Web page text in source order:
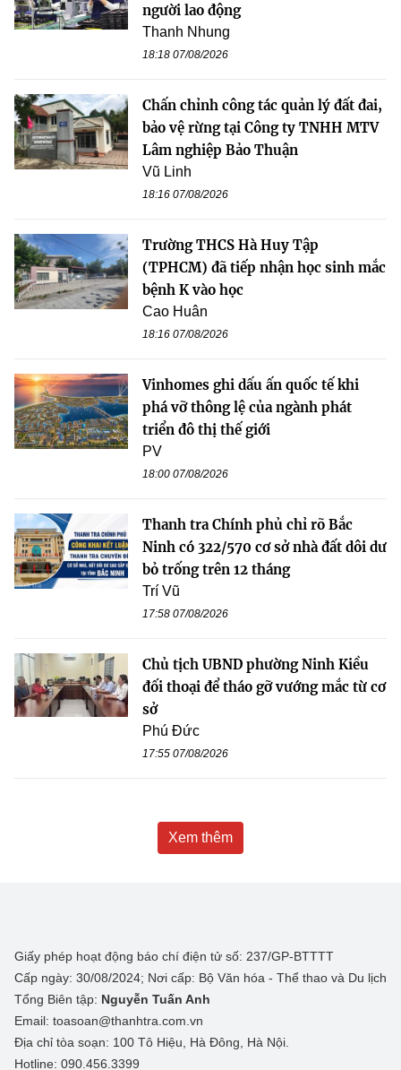
người lao động
Thanh Nhung
18:18 07/08/2026
Chấn chỉnh công tác quản lý đất đai,
bảo vệ rừng tại Công ty TNHH MTV
Lâm nghiệp Bảo Thuận
Vũ Linh
18:16 07/08/2026
Trường THCS Hà Huy Tập
(TPHCM) đã tiếp nhận học sinh mắc
bệnh K vào học
Cao Huân
18:16 07/08/2026
Vinhomes ghi dấu ấn quốc tế khi
phá vỡ thông lệ của ngành phát
triển đô thị thế giới
PV
18:00 07/08/2026
Thanh tra Chính phủ chỉ rõ Bắc
Ninh có 322/570 cơ sở nhà đất dôi dư
bỏ trống trên 12 tháng
Trí Vũ
17:58 07/08/2026
Chủ tịch UBND phường Ninh Kiều
đối thoại để tháo gỡ vướng mắc từ cơ
sở
Phú Đức
17:55 07/08/2026
Xem thêm
Giấy phép hoạt động báo chí điện tử số: 237/GP-BTTTT
Cấp ngày: 30/08/2024; Nơi cấp: Bộ Văn hóa - Thể thao và Du lịch
Tổng Biên tập: Nguyễn Tuấn Anh
Email: toasoan@thanhtra.com.vn
Địa chỉ tòa soạn: 100 Tô Hiệu, Hà Đông, Hà Nội.
Hotline: 090.456.3399